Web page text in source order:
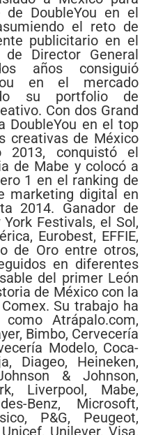
DoubleYou en el
el reto de
publicitario en el
Director General
años consiguió
en el mercado
su portfolio de
Con dos Grand
DoubleYou en el top
creativas de México
2013, conquistó el
de Mabe y colocó a
1 en el ranking de
marketing digital en
2014. Ganador de
York Festivals, el Sol,
Eurobest, EFFIE,
de Oro entre otros,
en diferentes
del primer León
de México con la
Su trabajo ha
Atrápalo.com,
Bimbo, Cervecería
Modelo, Coca-
Diageo, Heineken,
& Johnson,
Liverpool, Mabe,
Benz, Microsoft,
P&G, Peugeot,
Unilever, Visa,